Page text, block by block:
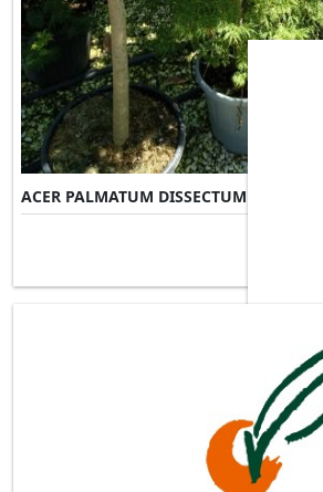
ACER PALMATUM DISSECTUM VIRIDIS